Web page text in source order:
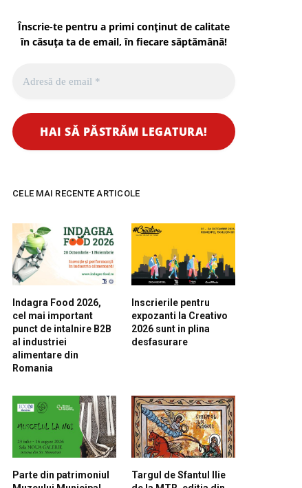
Înscrie-te pentru a primi conținut de calitate
în căsuța ta de email, în fiecare săptămână!
CELE MAI RECENTE ARTICOLE
Indagra Food 2026,
cel mai important
punct de intalnire B2B
al industriei
alimentare din
Romania
Inscrierile pentru
expozanti la Creativo
2026 sunt in plina
desfasurare
Parte din patrimoniul
Targul de Sfantul Ilie